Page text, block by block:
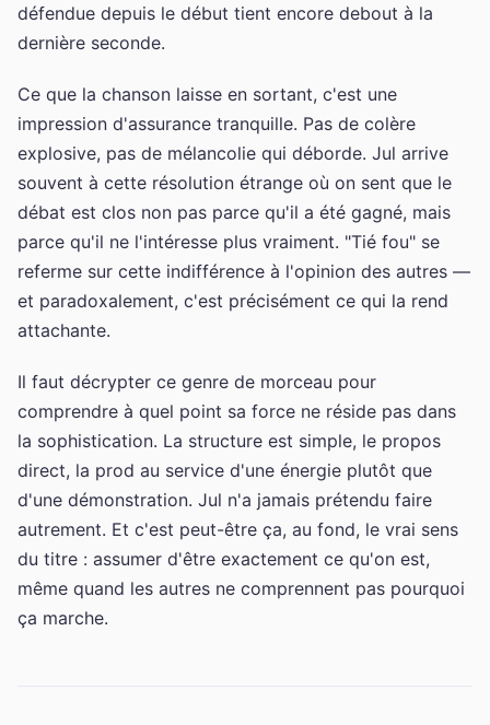
défendue depuis le début tient encore debout à la
dernière seconde.
Ce que la chanson laisse en sortant, c'est une
impression d'assurance tranquille. Pas de colère
explosive, pas de mélancolie qui déborde. Jul arrive
souvent à cette résolution étrange où on sent que le
débat est clos non pas parce qu'il a été gagné, mais
parce qu'il ne l'intéresse plus vraiment. "Tié fou" se
referme sur cette indifférence à l'opinion des autres —
et paradoxalement, c'est précisément ce qui la rend
attachante.
Il faut décrypter ce genre de morceau pour
comprendre à quel point sa force ne réside pas dans
la sophistication. La structure est simple, le propos
direct, la prod au service d'une énergie plutôt que
d'une démonstration. Jul n'a jamais prétendu faire
autrement. Et c'est peut-être ça, au fond, le vrai sens
du titre : assumer d'être exactement ce qu'on est,
même quand les autres ne comprennent pas pourquoi
ça marche.